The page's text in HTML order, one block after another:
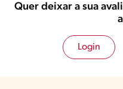
Quer deixar a sua
Login